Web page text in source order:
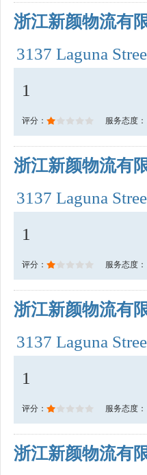
浙江新颜物流有
3137 Laguna
1
评分： 服务态度：
浙江新颜物流有
3137 Laguna
1
评分： 服务态度：
浙江新颜物流有
3137 Laguna
1
评分： 服务态度：
浙江新颜物流有